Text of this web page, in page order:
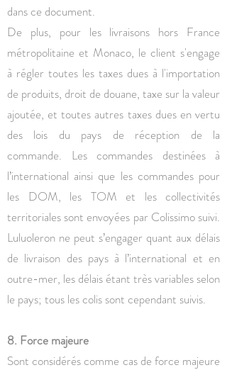
dans ce document.
De plus, pour les livraisons hors France
métropolitaine et Monaco, le client s'engage
à régler toutes les taxes dues à l'importation
de produits, droit de douane, taxe sur la valeur
ajoutée, et toutes autres taxes dues en vertu
des lois du pays de réception de la
commande. Les commandes destinées à
l’international ainsi que les commandes pour
les DOM, les TOM et les collectivités
territoriales sont envoyées par Colissimo suivi.
Luluoleron ne peut s’engager quant aux délais
de livraison des pays à l’international et en
outre-mer, les délais étant très variables selon
le pays; tous les colis sont cependant suivis.
8. Force majeure
Sont considérés comme cas de force majeure